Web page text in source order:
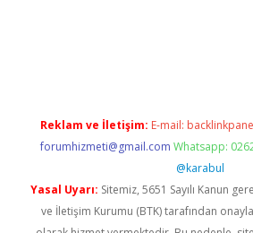
Reklam ve İletişim: E-mail:
forumhizmeti@gmail.com Whatsapp:
@karabul
Yasal Uyarı: Sitemiz, 5651 Sayılı Kanun
ve İletişim Kurumu (BTK) tarafından